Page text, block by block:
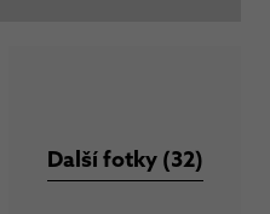
Další fotky (32)